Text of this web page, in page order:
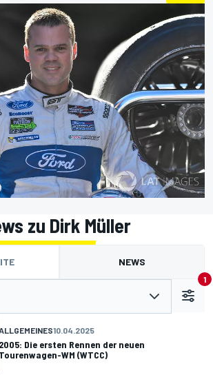
zu Dirk Müller
NEWS
1
10.04.2025
2005: Die ersten Rennen der neuen
Tourenwagen-WM (WTCC)